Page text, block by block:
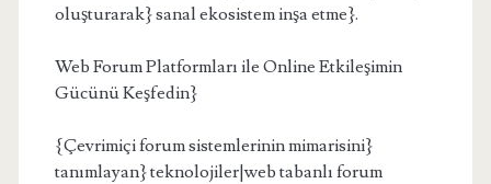
oluşturarak} sanal ekosistem inşa etme}.
Web Forum Platformları ile Online Etkileşimin
Gücünü Keşfedin}
{Çevrimiçi forum sistemlerinin mimarisini}
tanımlayan} teknolojiler|web tabanlı forum